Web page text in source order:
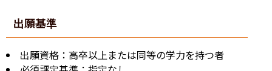
出願基準
出願資格：高卒以上または同等の学力を持つ者